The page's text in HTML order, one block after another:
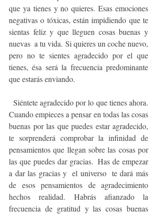
que ya tienes y no quieres. Esas emociones
negativas o tóxicas, están impidiendo que te
sientas feliz y que lleguen cosas buenas y
nuevas  a tu vida. Si quieres un coche nuevo,
pero no te sientes agradecido por el que
tienes, ésa será la frecuencia predominante
que estarás enviando.
Cuando empieces a pensar en todas las cosas
buenas por las que puedes estar agradecido,
te sorprenderá comprobar la infinidad de
pensamientos que llegan sobre las cosas por
las que puedes dar gracias.  Has de empezar
a dar las gracias y  el universo  te dará más
de esos pensamientos de agradecimiento
hechos realidad. Habrás afianzado la
frecuencia de gratitud y las cosas buenas